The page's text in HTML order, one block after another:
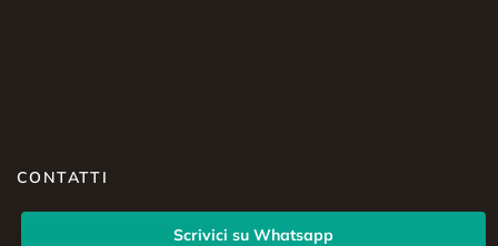
CONTATTI
Scrivici su Whatsapp